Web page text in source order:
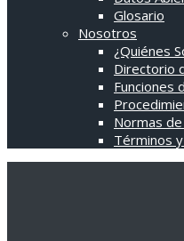
Glosario
Nosotros
¿Quiénes
Directorio
Funciones
Normas
Términos